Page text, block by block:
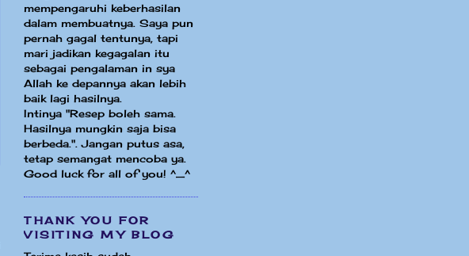
mempengaruhi keberhasilan
dalam membuatnya. Saya pun
pernah gagal tentunya, tapi
mari jadikan kegagalan itu
sebagai pengalaman in sya
Allah ke depannya akan lebih
baik lagi hasilnya.
Intinya "Resep boleh sama.
Hasilnya mungkin saja bisa
berbeda.". Jangan putus asa,
tetap semangat mencoba ya.
Good luck for all of you! ^_^
THANK YOU FOR
VISITING MY BLOG